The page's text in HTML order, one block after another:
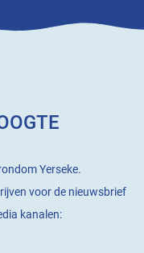
Yerseke.
voor de nieuwsbrief
kanalen: